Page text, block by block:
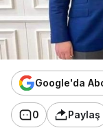
Google'da
0 Paylaş